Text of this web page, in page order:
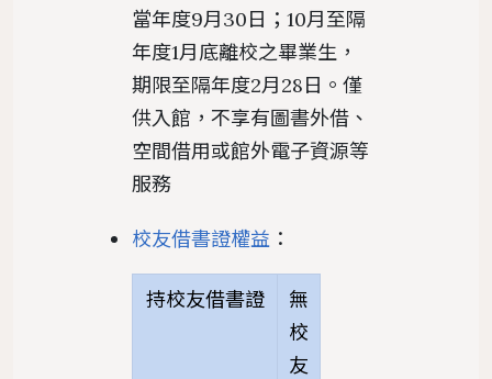
當年度9月30日；10月至隔
年度1月底離校之畢業生，
期限至隔年度2月28日。僅
供入館，不享有圖書外借、
空間借用或館外電子資源等
服務
校友借書證權益 ：
持校友借書證
無
校
友